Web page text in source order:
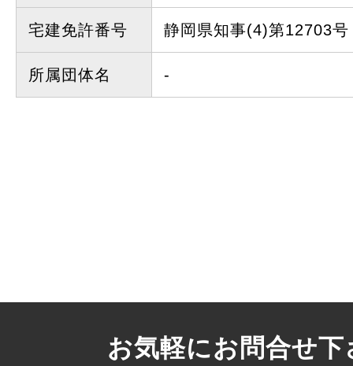
宅建免許番号 静岡県知事(4)第12703号
所属団体名 -
お気軽にお問合せ下